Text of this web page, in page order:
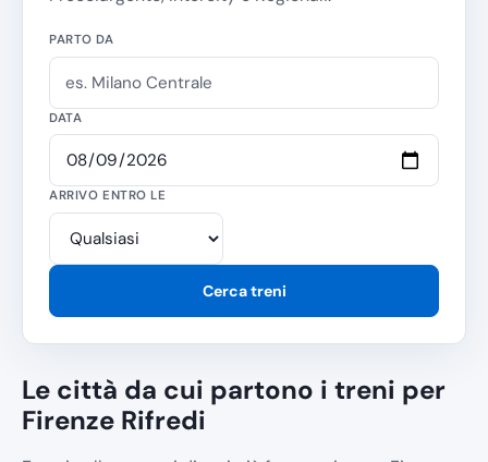
PARTO DA
DATA
ARRIVO ENTRO LE
Cerca treni
Le città da cui partono i treni per
Firenze Rifredi